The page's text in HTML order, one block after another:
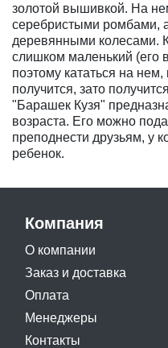
золотой вышивкой. На
серебристыми ромбами,
деревянными колесами.
слишком маленький (его
поэтому кататься на
получится, зато
"Барашек Кузя"
возраста. Его можно
преподнести друзьям, у
ребенок.
Компания
О компании
Заказ и доставка
Оплата
Менеджеры
Контакты